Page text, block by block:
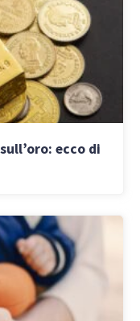
ecco di